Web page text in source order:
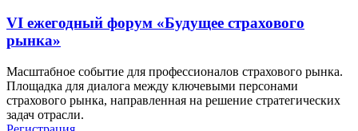
VI ежегодный форум «Будущее страхового
рынка»
Масштабное событие для профессионалов страхового рынка.
Площадка для диалога между ключевыми персонами
страхового рынка, направленная на решение стратегических
задач отрасли.